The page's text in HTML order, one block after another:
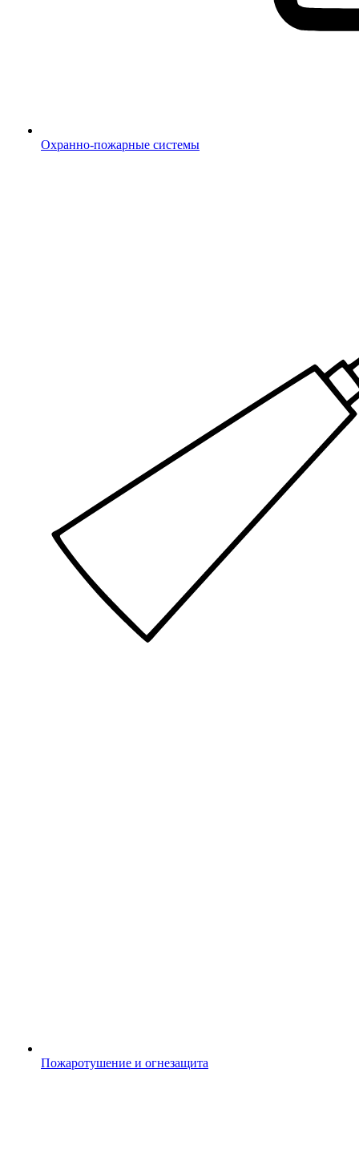
Охранно-пожарные системы
Пожаротушение и огнезащита